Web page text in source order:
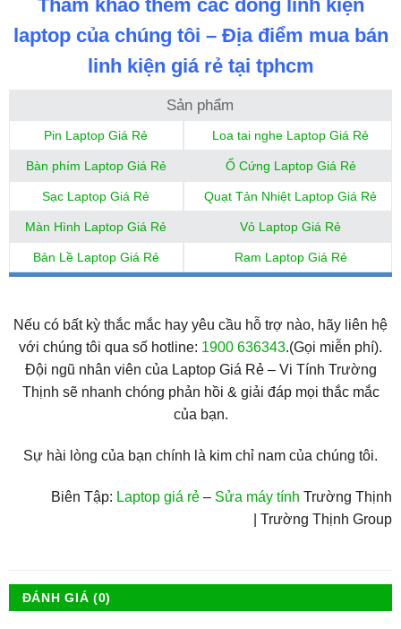
Tham khảo thêm các dòng linh kiện
laptop của chúng tôi – Địa điểm mua bán
linh kiện giá rẻ tại tphcm
Sản phẩm
Pin Laptop Giá Rẻ Loa tai nghe Laptop Giá Rẻ
Bàn phím Laptop Giá Rẻ Ổ Cứng Laptop Giá Rẻ
Sạc Laptop Giá Rẻ Quạt Tản Nhiệt Laptop Giá Rẻ
Màn Hình Laptop Giá Rẻ Vỏ Laptop Giá Rẻ
Bản Lề Laptop Giá Rẻ Ram Laptop Giá Rẻ
Nếu có bất kỳ thắc mắc hay yêu cầu hỗ trợ nào, hãy liên hệ
với chúng tôi qua số hotline: 1900 636343.(Gọi miễn phí).
Đội ngũ nhân viên của Laptop Giá Rẻ – Vi Tính Trường
Thịnh sẽ nhanh chóng phản hồi & giải đáp mọi thắc mắc
của bạn.
Sự hài lòng của bạn chính là kim chỉ nam của chúng tôi.
Biên Tập: Laptop giá rẻ – Sửa máy tính Trường Thịnh
| Trường Thịnh Group
ĐÁNH GIÁ (0)